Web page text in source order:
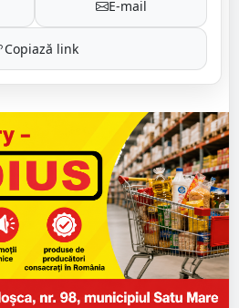
E-mail
Copiază link